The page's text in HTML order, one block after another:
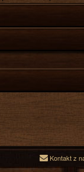
Kontakt z